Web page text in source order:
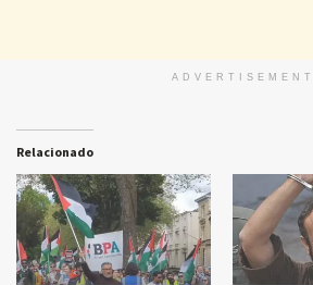
ADVERTISEMENT
Relacionado